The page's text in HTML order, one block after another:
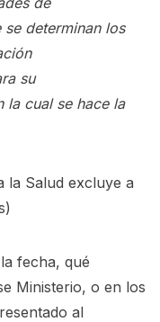
determinan los
su
la cual se hace la
la Salud excluye a
)
fecha, qué
Ministerio, o en los
al